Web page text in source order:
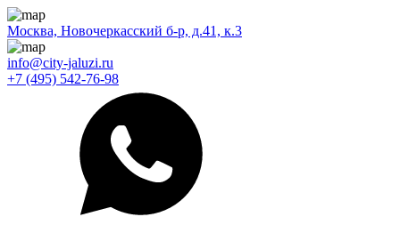
Москва, Новочеркасский б-р, д.41, к.3
info@city-jaluzi.ru
+7 (495) 542-76-98